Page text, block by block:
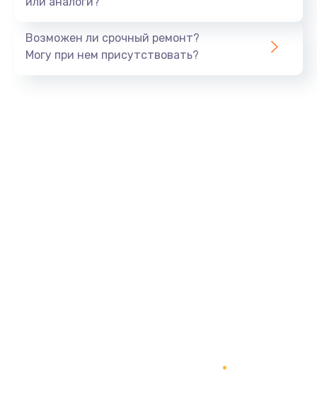
550 руб.
Возможен ли срочный ремонт?
Могу при нем присутствовать?